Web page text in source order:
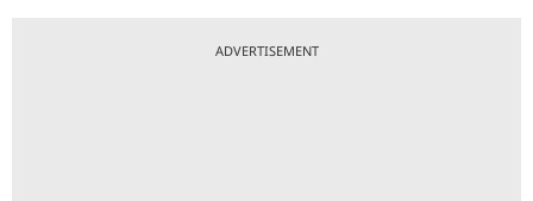
ADVERTISEMENT